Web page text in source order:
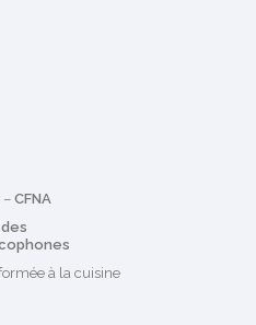
– CFNA
à la cuisine